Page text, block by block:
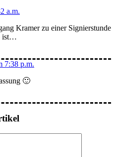
a.m.
Kramer zu einer Signierstunde
ist…
7:38 p.m.
🙂